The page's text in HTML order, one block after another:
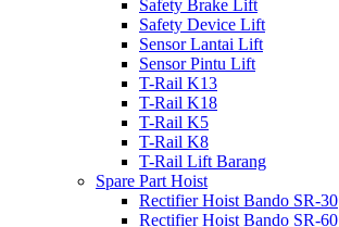
Safety Brake Lift
Safety Device Lift
Sensor Lantai Lift
Sensor Pintu Lift
T-Rail K13
T-Rail K18
T-Rail K5
T-Rail K8
T-Rail Lift Barang
Spare Part Hoist
Rectifier Hoist Bando SR-30
Rectifier Hoist Bando SR-60